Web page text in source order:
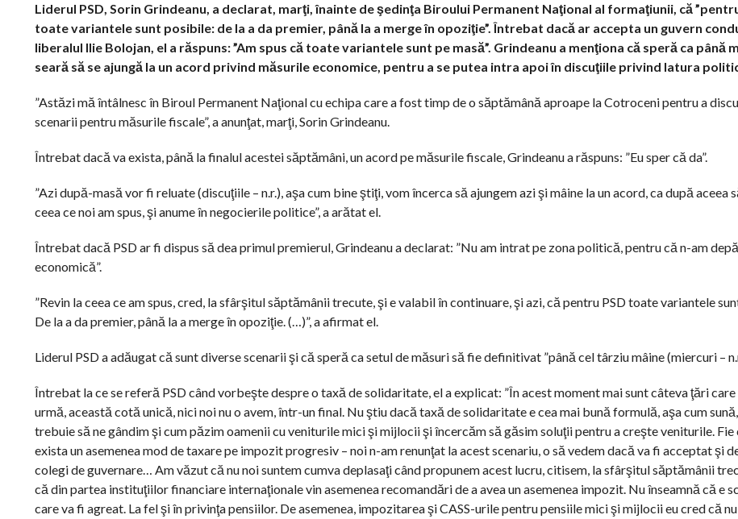
Liderul PSD, Sorin Grindeanu, a declarat, marţi, înainte de şedinţa Biroului Permanent Naţional al formaţiunii, că
toate variantele sunt posibile: de la a da premier, până la a merge în opoziţie”. Întrebat dacă ar accepta un guvern
liberalul Ilie Bolojan, el a răspuns: ”Am spus că toate variantele sunt pe masă”. Grindeanu a menţiona că speră ca până
seară să se ajungă la un acord privind măsurile economice, pentru a se putea intra apoi în discuţiile privind latura
”Astăzi mă întâlnesc în Biroul Permanent Naţional cu echipa care a fost timp de o săptămână aproape la Cotroceni pentru a
scenarii pentru măsurile fiscale”, a anunţat, marţi, Sorin Grindeanu.
Întrebat dacă va exista, până la finalul acestei săptămâni, un acord pe măsurile fiscale, Grindeanu a răspuns: ”Eu sper că da”.
”Azi după-masă vor fi reluate (discuţiile – n.r.), aşa cum bine ştiţi, vom încerca să ajungem azi şi mâine la un acord, ca după aceea
ceea ce noi am spus, şi anume în negocierile politice”, a arătat el.
Întrebat dacă PSD ar fi dispus să dea primul premierul, Grindeanu a declarat: ”Nu am intrat pe zona politică, pentru că n-am
economică”.
”Revin la ceea ce am spus, cred, la sfârşitul săptămânii trecute, şi e valabil în continuare, şi azi, că pentru PSD toate variantele
De la a da premier, până la a merge în opoziţie. (…)”, a afirmat el.
Liderul PSD a adăugat că sunt diverse scenarii şi că speră ca setul de măsuri să fie definitivat ”până cel târziu mâine (miercuri –
Întrebat la ce se referă PSD când vorbeşte despre o taxă de solidaritate, el a explicat: ”În acest moment mai sunt câteva ţări care
urmă, această cotă unică, nici noi nu o avem, într-un final. Nu ştiu dacă taxă de solidaritate e cea mai bună formulă, aşa cum
trebuie să ne gândim şi cum păzim oamenii cu veniturile mici şi mijlocii şi încercăm să găsim soluţii pentru a creşte veniturile. Fie
exista un asemenea mod de taxare pe impozit progresiv – noi n-am renunţat la acest scenariu, o să vedem dacă va fi acceptat şi
colegi de guvernare… Am văzut că nu noi suntem cumva deplasaţi când propunem acest lucru, citisem, la sfârşitul săptămânii
că din partea instituţiilor financiare internaţionale vin asemenea recomandări de a avea un asemenea impozit. Nu înseamnă că e
care va fi agreat. La fel şi în privinţa pensiilor. De asemenea, impozitarea şi CASS-urile pentru pensiile mici şi mijlocii eu cred că